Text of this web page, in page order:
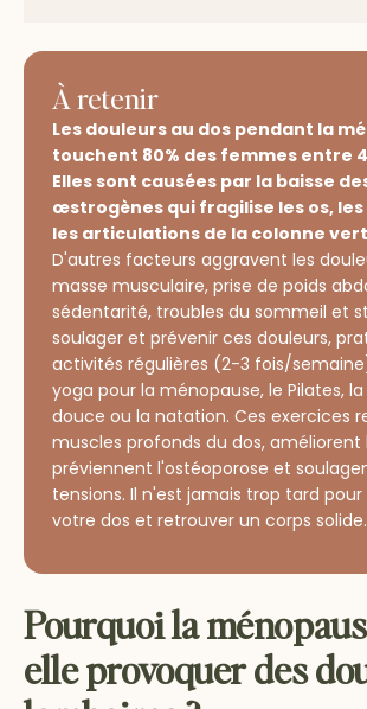
À retenir
Les douleurs au dos pendant la
touchent 80% des femmes entre
Elles sont causées par la baisse
œstrogènes qui fragilise les os,
les articulations de la colonne
D'autres facteurs aggravent les
masse musculaire, prise de poids
sédentarité, troubles du sommeil et
soulager et prévenir ces douleurs,
activités régulières (2-3 fois/
yoga pour la ménopause, le Pilates,
douce ou la natation. Ces exercices
muscles profonds du dos, améliorent
préviennent l'ostéoporose et
tensions. Il n'est jamais trop tard
votre dos et retrouver un corps solide.
Pourquoi la
elle provoquer des